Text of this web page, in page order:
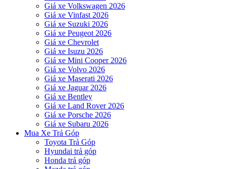
Giá xe Volkswagen 2026
Giá xe Vinfast 2026
Giá xe Suzuki 2026
Giá xe Peugeot 2026
Giá xe Chevrolet
Giá xe Isuzu 2026
Giá xe Mini Cooper 2026
Giá xe Volvo 2026
Giá xe Maserati 2026
Giá xe Jaguar 2026
Giá xe Bentley
Giá xe Land Rover 2026
Giá xe Porsche 2026
Giá xe Subaru 2026
Mua Xe Trả Góp
Toyota Trả Góp
Hyundai trả góp
Honda trả góp